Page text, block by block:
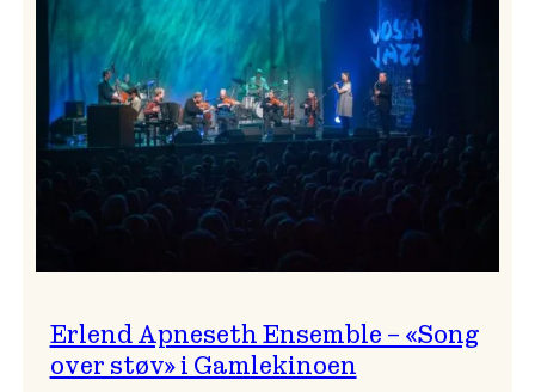
lydrom
av
havet,
sommar
og
nostalgi
Erlend Apneseth Ensemble – «Song
over støv» i Gamlekinoen